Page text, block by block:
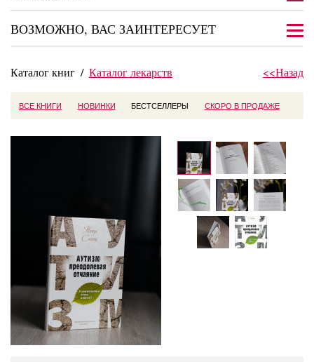
ВОЗМОЖНО, ВАС ЗАИНТЕРЕСУЕТ
Каталог книг / Каталог лекарств <<Назад
ВСЕ КНИГИ НОВИНКИ БЕСТСЕЛЛЕРЫ СКОРО В ПРОДАЖЕ